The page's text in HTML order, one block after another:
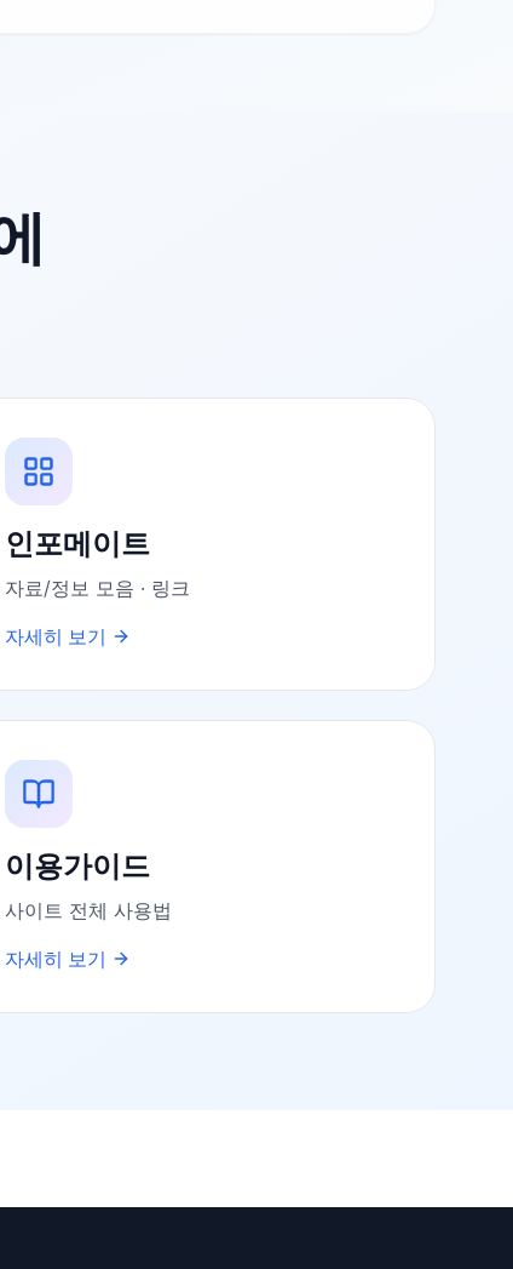
인포메이트
자료/정보 모음 · 링크
자세히 보기
이용가이드
사이트 전체 사용법
자세히 보기